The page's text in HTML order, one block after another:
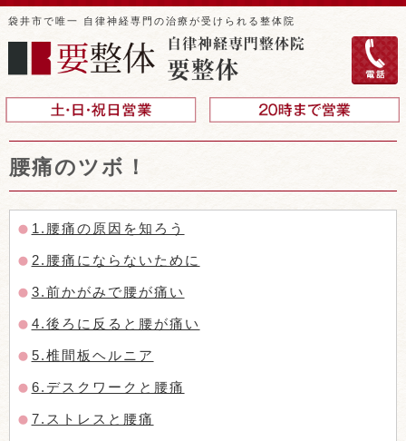
袋井市で唯一 自律神経専門の治療が受けられる整体院
腰痛のツボ！
1.腰痛の原因を知ろう
2.腰痛にならないために
3.前かがみで腰が痛い
4.後ろに反ると腰が痛い
5.椎間板ヘルニア
6.デスクワークと腰痛
7.ストレスと腰痛